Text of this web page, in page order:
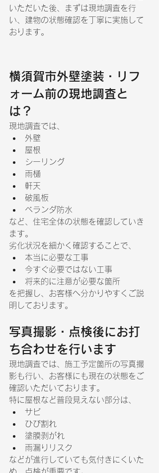
いただいた後、まずは現地調査を行
い、建物の状態確認を丁寧に実施して
おります。
横須賀市外壁塗装・リフ
ォーム前の現地調査と
は？
現地調査では、
外壁
屋根
シーリング
雨樋
軒天
破風板
ベランダ防水
など、住宅全体の状態を確認していき
ます。
劣化状況を細かく確認することで、
本当に必要な工事
今すぐ必要ではない工事
将来的に注意が必要な箇所
を把握し、お客様へ分かりやすくご説
明しております。
写真撮影・点検後にお打
ち合わせを行います
現地調査では、施工予定箇所の写真撮
影も行い、お客様にも現在の状態をご
確認いただいております。
特に屋根など普段見えない部分は、
サビ
ひび割れ
塗膜剥がれ
雨漏りリスク
などが進行していても気付きにくいた